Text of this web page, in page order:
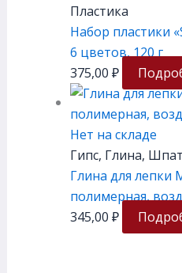
Пластика
Набор пластики
6 цветов, 120 г
375,00 ₽
Нет на складе
Гипс, Глина,
Глина для лепки
полимерная,
345,00 ₽